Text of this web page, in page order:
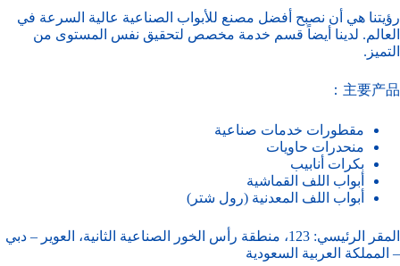
رؤيتنا هي أن نصبح أفضل مصنع للأبواب الصناعية عالية السرعة في
العالم. لدينا أيضاً قسم خدمة مخصص لتحقيق نفس المستوى من
التميز.
主要产品：
مقطورات خدمات صناعية
منحدرات حاويات
بكرات أنابيب
أبواب اللف القماشية
أبواب اللف المعدنية (رول شتر)
المقر الرئيسي: 123، منطقة رأس الخور الصناعية الثانية، العوير – دبي
– المملكة العربية السعودية